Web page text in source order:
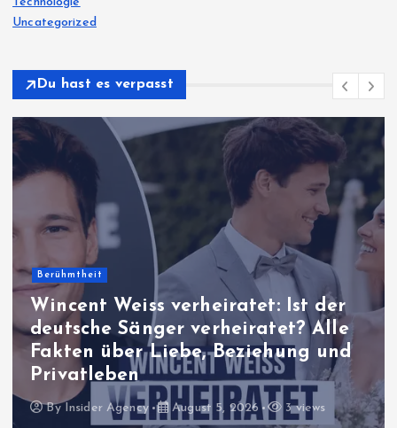
Uncategorized
Du hast es verpasst
Berühmtheit
Wincent Weiss verheiratet: Ist der
deutsche Sänger verheiratet? Alle
Fakten über Liebe, Beziehung und
Privatleben
By Insider Agency August 5, 2026 3 views